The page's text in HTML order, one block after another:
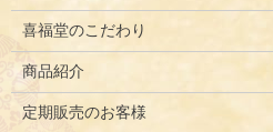
喜福堂のこだわり
商品紹介
定期販売のお客様